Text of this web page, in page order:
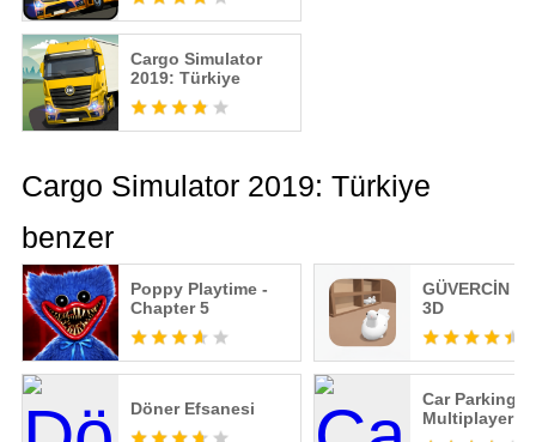
Cargo Simulator
2019: Türkiye
Cargo Simulator 2019: Türkiye
benzer
Poppy Playtime -
Chapter 5
GÜVERCİN
3D
Döner Efsanesi
Car Parking
Multiplayer